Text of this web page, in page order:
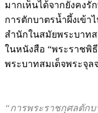
บำบัดโรคสำหรับพระ
มากเห็นได้จากยังคง
การตักบาตรน้ำผึ้งเข้า
สำนักในสมัยพระบาทส
ในหนังสือ “พระราชพิ